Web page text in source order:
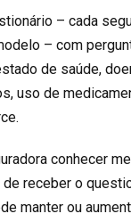
– cada
– com
de saúde,
uso de
conhecer
receber o
manter ou